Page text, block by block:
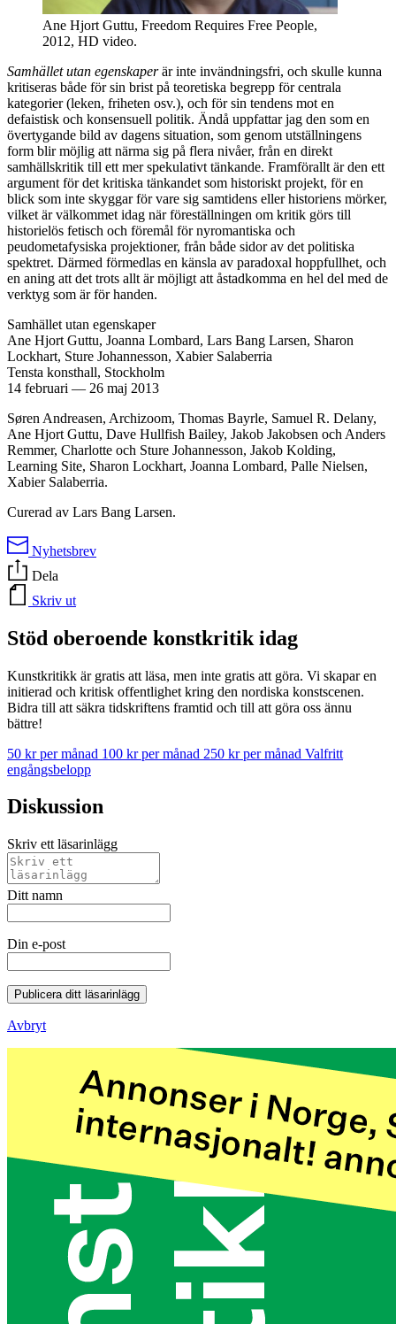
Ane Hjort Guttu, Freedom Requires Free People,
2012, HD video.
Samhället utan egenskaperär inte invändningsfri, och skulle kunna
kritiseras både för sin brist på teoretiska begrepp för centrala
kategorier (leken, friheten osv.), och för sin tendens mot en
defaistisk och konsensuell politik. Ändå uppfattar jag den som en
övertygande bild av dagens situation, som genom utställningens
form blir möjlig att närma sig på flera nivåer, från en direkt
samhällskritik till ett mer spekulativt tänkande. Framförallt är den ett
argument för det kritiska tänkandet som historiskt projekt, för en
blick som inte skyggar för vare sig samtidens eller historiens mörker,
vilket är välkommet idag när föreställningen om kritik görs till
historielös fetisch och föremål för nyromantiska och
peudometafysiska projektioner, från både sidor av det politiska
spektret. Därmed förmedlas en känsla av paradoxal hoppfullhet, och
en aning att det trots allt är möjligt att åstadkomma en hel del med de
verktyg som är för handen.
Samhället utan egenskaper
Ane Hjort Guttu, Joanna Lombard, Lars Bang Larsen, Sharon
Lockhart, Sture Johannesson, Xabier Salaberria
Tensta konsthall, Stockholm
14 februari — 26 maj 2013
Søren Andreasen, Archizoom, Thomas Bayrle, Samuel R. Delany,
Ane Hjort Guttu, Dave Hullfish Bailey, Jakob Jakobsen och Anders
Remmer, Charlotte och Sture Johannesson, Jakob Kolding,
Learning Site, Sharon Lockhart, Joanna Lombard, Palle Nielsen,
Xabier Salaberria.
Curerad av Lars Bang Larsen.
Nyhetsbrev
Dela
Skriv ut
Stöd oberoende konstkritik idag
Kunstkritikk är gratis att läsa, men inte gratis att göra. Vi skapar en
initierad och kritisk offentlighet kring den nordiska konstscenen.
Bidra till att säkra tidskriftens framtid och till att göra oss ännu
bättre!
50 kr per månad 100 kr per månad 250 kr per månad Valfritt
engångsbelopp
Diskussion
Skriv ett läsarinlägg
Ditt namn
Din e-post
Publicera ditt läsarinlägg
Avbryt